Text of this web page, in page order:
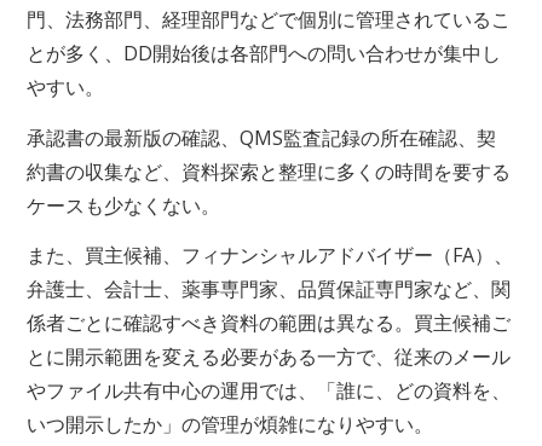
門、法務部門、経理部門などで個別に管理されているこ
とが多く、DD開始後は各部門への問い合わせが集中し
やすい。
承認書の最新版の確認、QMS監査記録の所在確認、契
約書の収集など、資料探索と整理に多くの時間を要する
ケースも少なくない。
また、買主候補、フィナンシャルアドバイザー（FA）、
弁護士、会計士、薬事専門家、品質保証専門家など、関
係者ごとに確認すべき資料の範囲は異なる。買主候補ご
とに開示範囲を変える必要がある一方で、従来のメール
やファイル共有中心の運用では、「誰に、どの資料を、
いつ開示したか」の管理が煩雑になりやすい。